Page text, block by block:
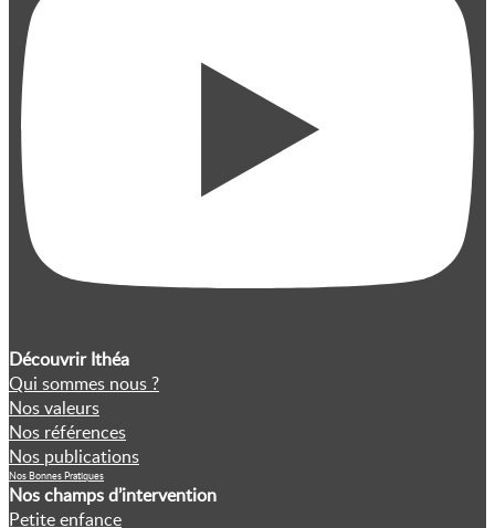
Découvrir Ithéa
Qui sommes nous ?
Nos valeurs
Nos références
Nos publications
Nos Bonnes Pratiques
Nos champs d’intervention
Petite enfance